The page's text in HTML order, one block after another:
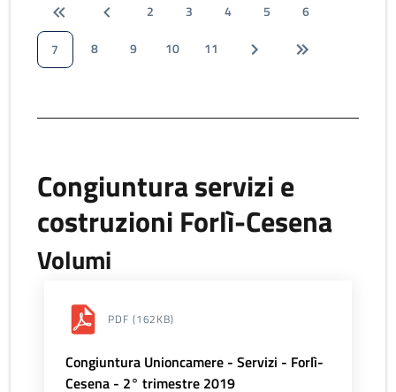
2 3 4 5
6
7
8 9 10 11
Congiuntura servizi e
costruzioni Forlì-Cesena
Volumi
PDF (162KB)
Congiuntura Unioncamere - Servizi - Forlì-
Cesena - 2° trimestre 2019